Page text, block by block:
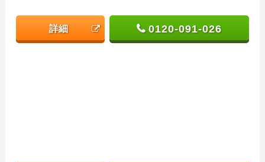
詳細 0120-091-026